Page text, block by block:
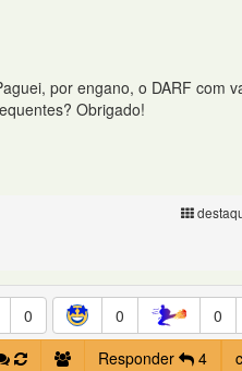
por engano, o DARF com
Obrigado!
0 0 0
Responder
4